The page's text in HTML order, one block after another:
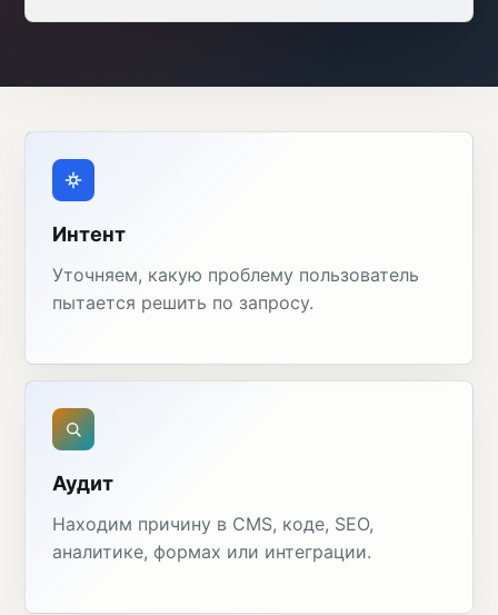
Интент
Уточняем, какую проблему пользователь
пытается решить по запросу.
Аудит
Находим причину в CMS, коде, SEO,
аналитике, формах или интеграции.